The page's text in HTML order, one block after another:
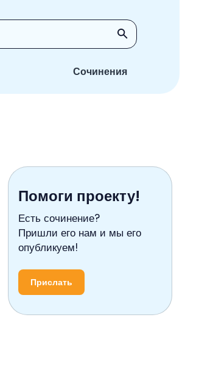
Сочинения
Помоги проекту!
Есть сочинение?
Пришли его нам и мы его
опубликуем!
Прислать